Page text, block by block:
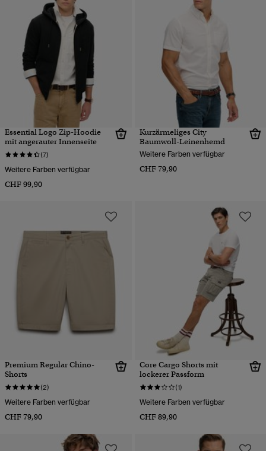
Essential Logo Zip-Hoodie
mit angerauter Innenseite
(7)
Weitere Farben verfügbar
CHF 99,90
Kurzärmeliges City
Baumwoll-Leinenhemd
Weitere Farben verfügbar
CHF 79,90
Premium Regular Chino-
Shorts
(2)
Weitere Farben verfügbar
CHF 79,90
Core Cargo Shorts mit
lockerer Passform
(1)
Weitere Farben verfügbar
CHF 89,90